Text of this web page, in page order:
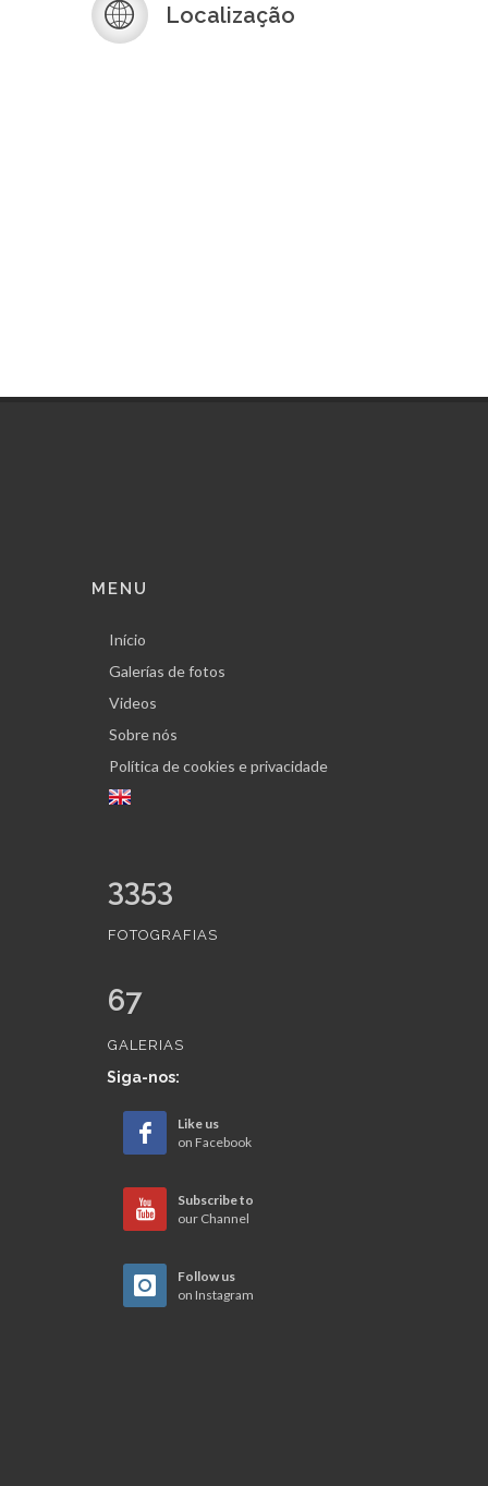
Localização
MENU
Início
Galerías de fotos
Videos
Sobre nós
Política de cookies e privacidade
3353
FOTOGRAFIAS
67
GALERIAS
Siga-nos:
Like us
on Facebook
Subscribe to
our Channel
Follow us
on Instagram